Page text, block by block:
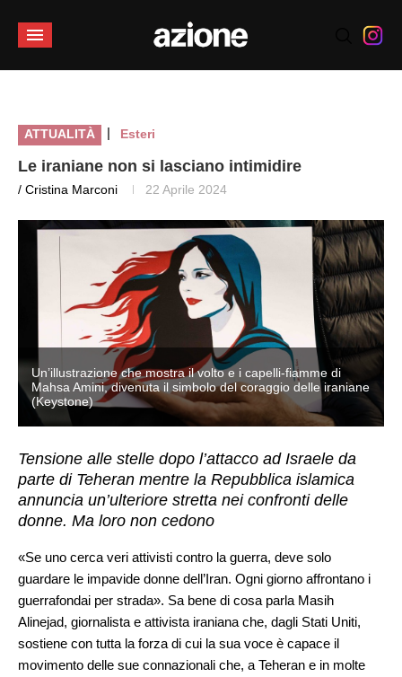
ATTUALITÀ | Esteri
Le iraniane non si lasciano intimidire
/ Cristina Marconi 22 Aprile 2024
Un’illustrazione che mostra il volto e i capelli-fiamme di
Mahsa Amini, divenuta il simbolo del coraggio delle iraniane
(Keystone)
Tensione alle stelle dopo l’attacco ad Israele da
parte di Teheran mentre la Repubblica islamica
annuncia un’ulteriore stretta nei confronti delle
donne. Ma loro non cedono
«Se uno cerca veri attivisti contro la guerra, deve solo
guardare le impavide donne dell’Iran. Ogni giorno affrontano i
guerrafondai per strada». Sa bene di cosa parla Masih
Alinejad, giornalista e attivista iraniana che, dagli Stati Uniti,
sostiene con tutta la forza di cui la sua voce è capace il
movimento delle sue connazionali che, a Teheran e in molte